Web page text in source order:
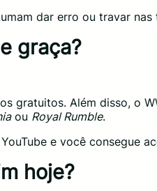
dar erro ou travar
graça?
gratuitos. Além disso, o
ou Royal Rumble.
e você consegue
hoje?